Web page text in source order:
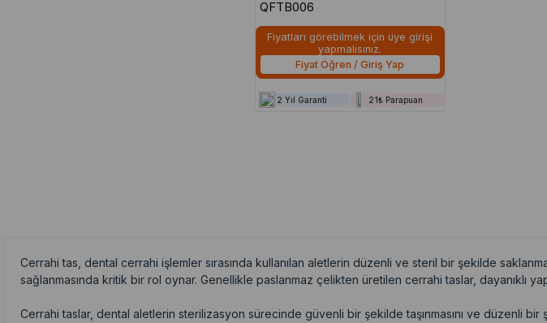
QFTB006
2 Yıl Garanti 21₺ Parapuan
Fiyatları görebilmek için üye girişi
yapmalısınız.
Fiyat Öğren / Giriş Yap
Cerrahi tas, dental cerrahi işlemler sırasında kullanılan aletlerin düzenli ve steril bir şekilde
sağlanmasında kritik bir rol oynar. Genellikle paslanmaz çelikten üretilen cerrahi taslar, dayanıklı
Cerrahi taslar, dental aletlerin sterilizasyon sürecinde güvenli bir şekilde taşınmasını ve düzenli